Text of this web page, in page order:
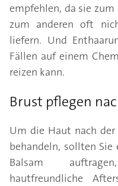
empfehlen, da sie zum
zum anderen oft
liefern. Und
Fällen auf einem
reizen kann.
Brust pflegen
Um die Haut nach
behandeln, sollten
Balsam
hautfreundliche